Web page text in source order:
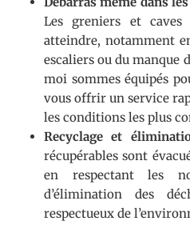
Les greniers et
atteindre, notamment
escaliers ou du manque
moi sommes équipés
vous offrir un service
les conditions les plus
Recyclage et
récupérables sont
en respectant les
d’élimination des
respectueux de